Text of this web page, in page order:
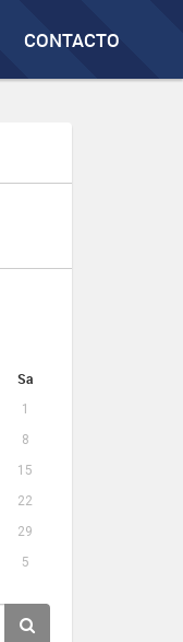
CONTACTO
Sa
1
8
15
22
29
5